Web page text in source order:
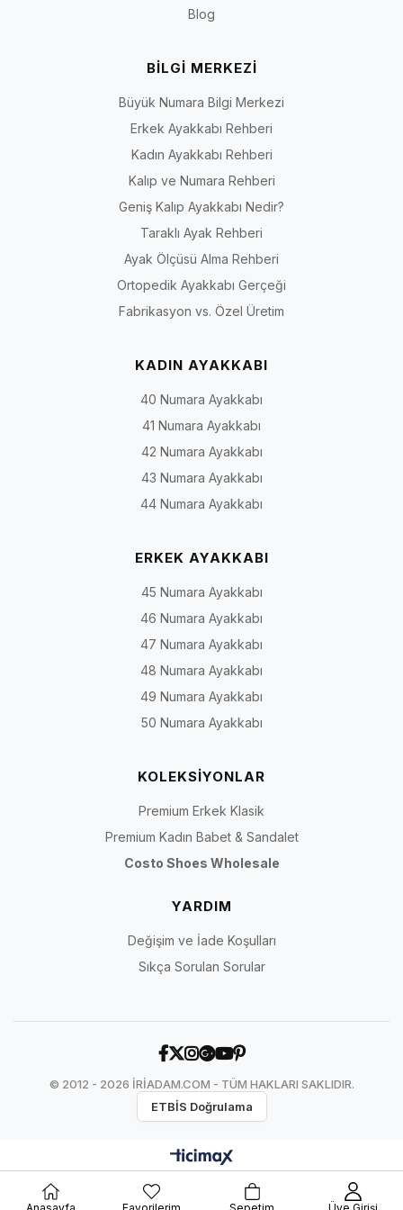
İriadam.com’da doğru numara, doğru kalıp ve doğru tarzı bir arada
Erkek Numara Seçeneklerini İncele
İlgili numara sayfalarına hızlıca ulaşmak için aşağıdaki bağlantıları
48 Numara Erkek Ayakkabı
49 Numara Erkek Ayakkabı
50 Numara Erkek Ayakkabı
Blog
BİLGİ MERKEZİ
Büyük Numara Bilgi Merkezi
Erkek Ayakkabı Rehberi
Kadın Ayakkabı Rehberi
Kalıp ve Numara Rehberi
Geniş Kalıp Ayakkabı Nedir?
Taraklı Ayak Rehberi
Ayak Ölçüsü Alma Rehberi
Ortopedik Ayakkabı Gerçeği
Fabrikasyon vs. Özel Üretim
KADIN AYAKKABI
40 Numara Ayakkabı
41 Numara Ayakkabı
42 Numara Ayakkabı
43 Numara Ayakkabı
44 Numara Ayakkabı
ERKEK AYAKKABI
45 Numara Ayakkabı
46 Numara Ayakkabı
47 Numara Ayakkabı
48 Numara Ayakkabı
49 Numara Ayakkabı
50 Numara Ayakkabı
KOLEKSİYONLAR
Premium Erkek Klasik
Premium Kadın Babet & Sandalet
Costo Shoes Wholesale
YARDIM
Değişim ve İade Koşulları
Sıkça Sorulan Sorular
© 2012 - 2026 İRİADAM.COM - TÜM HAKLARI SAKLIDIR.
ETBİS Doğrulama